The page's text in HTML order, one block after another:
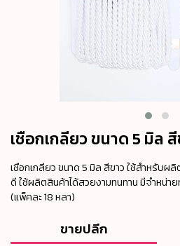
เชือกเกลียว ขนาด 5 มิล
เชือกเกลียว ขนาด 5 มิล สีขาว ใช้สำหรับ
ดี ใช้ผลิตสินค้าได้สวยงามทนทาน มีจำหน่า
(แพ็คละ 18 หลา)
ขายปลีก